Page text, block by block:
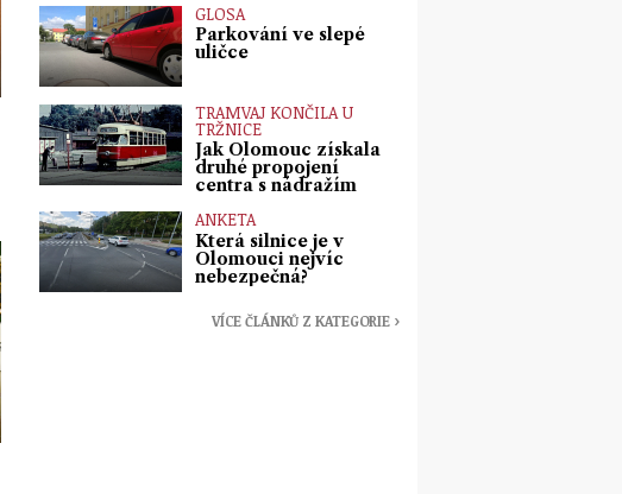
GLOSA
Parkování ve slepé
uličce
TRAMVAJ KONČILA U
TRŽNICE
Jak Olomouc získala
druhé propojení
centra s nádražím
ANKETA
Která silnice je v
Olomouci nejvíc
nebezpečná?
VÍCE ČLÁNKŮ Z KATEGORIE ›